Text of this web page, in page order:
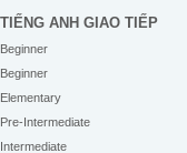
TIẾNG ANH GIAO TIẾP
Beginner
Beginner
Elementary
Pre-Intermediate
Intermediate